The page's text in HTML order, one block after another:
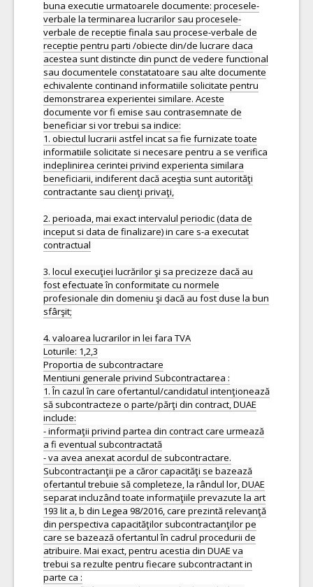
buna executie urmatoarele documente: procesele-
verbale la terminarea lucrarilor sau procesele-
verbale de receptie finala sau procese-verbale de
receptie pentru parti /obiecte din/de lucrare daca
acestea sunt distincte din punct de vedere functional
sau documentele constatatoare sau alte documente
echivalente continand informatiile solicitate pentru
demonstrarea experientei similare. Aceste
documente vor fi emise sau contrasemnate de
beneficiar si vor trebui sa indice:
1. obiectul lucrarii astfel incat sa fie furnizate toate
informatiile solicitate si necesare pentru a se verifica
indeplinirea cerintei privind experienta similara
beneficiarii, indiferent dacă aceştia sunt autorităţi
contractante sau clienţi privaţi,
2. perioada, mai exact intervalul periodic (data de
inceput si data de finalizare) in care s-a executat
contractual
3. locul execuţiei lucrărilor şi sa precizeze dacă au
fost efectuate în conformitate cu normele
profesionale din domeniu şi dacă au fost duse la bun
sfârşit;
4. valoarea lucrarilor in lei fara TVA
Loturile: 1,2,3
Proportia de subcontractare
Mentiuni generale privind Subcontractarea :
1. În cazul în care ofertantul/candidatul intenţionează
să subcontracteze o parte/părţi din contract, DUAE
include:
- informaţii privind partea din contract care urmează
a fi eventual subcontractată
- va avea anexat acordul de subcontractare.
Subcontractanţii pe a căror capacităţi se bazează
ofertantul trebuie să completeze, la rândul lor, DUAE
separat incluzând toate informaţiile prevazute la art
193 lit a, b din Legea 98/2016, care prezintă relevanţă
din perspectiva capacităţilor subcontractanţilor pe
care se bazează ofertantul în cadrul procedurii de
atribuire. Mai exact, pentru acestia din DUAE va
trebui sa rezulte pentru fiecare subcontractant in
parte ca :